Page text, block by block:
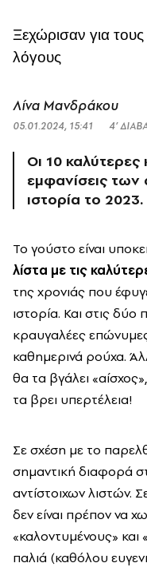
Ξεχώρισαν για
λόγους
Λίνα Μανδράκου
05.01.2024, 15:41 4’
Οι 10 καλύτερες
εμφανίσεις
ιστορία το 2023.
Το γούστο είναι
λίστα με τις
της χρονιάς που
ιστορία. Και στις δύο
κραυγαλέες επώνυμες
καθημερινά ρούχα.
θα τα βγάλει
τα βρει υπερτέλεια!
Σε σχέση με το
σημαντική διαφορά
αντίστοιχων λιστών.
δεν είναι πρέπον να
«καλοντυμένους»
παλιά (καθόλου